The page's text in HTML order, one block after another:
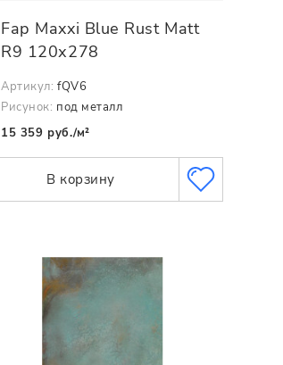
Fap Maxxi Blue Rust Matt
R9 120х278
Артикул: fQV6
Рисунок: под металл
15 359 руб./м²
В корзину